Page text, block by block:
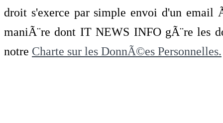
droit s'exerce par simple envoi d'un
maniÃ¨re dont IT NEWS INFO gÃ¨re les
notre Charte sur les DonnÃ©es Personnelles.